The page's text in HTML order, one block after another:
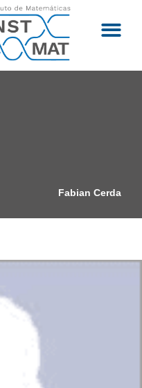
Fabian Cerda